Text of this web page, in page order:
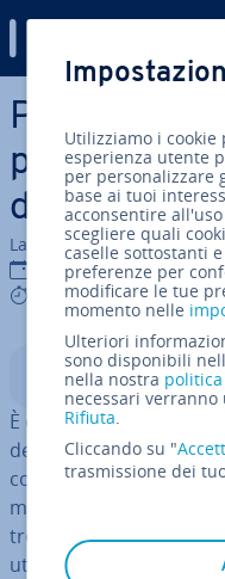
Vai al contenuto prin­ci­pa­le
possibili
dell’e-
La redazione di IONOS
27 nov 2017
8 mins
Indice
È ormai difficile
de­scri­zio­ni.
conquista delle
men­te accesa e ciò
troppo sull’offerta
utilizzi una foto presa
Utilizziamo i
esperienza utente
per
base ai tuoi
acconsentire
scegliere quali
caselle sottostanti
preferenze per
modificare le tue
momento nelle
Ulteriori
sono disponibili
nella nostra
necessari
Rifiuta.
Cliccando su "
trasmissione dei